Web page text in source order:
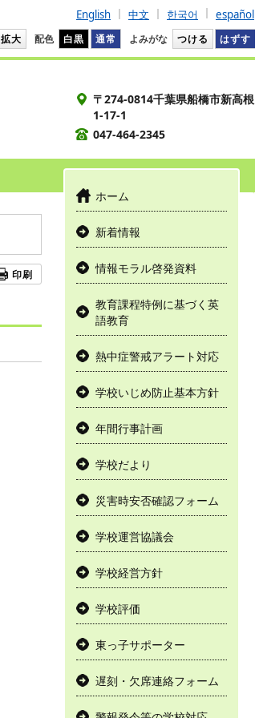
English 中文 한국어 español
拡大 配色 白黒 通常 よみがな つける はずす
〒274-0814千葉県船橋市新高根
1-17-1
047-464-2345
ホーム
新着情報
情報モラル啓発資料
教育課程特例に基づく英
語教育
熱中症警戒アラート対応
学校いじめ防止基本方針
年間行事計画
学校だより
災害時安否確認フォーム
学校運営協議会
学校経営方針
学校評価
東っ子サポーター
遅刻・欠席連絡フォーム
印刷